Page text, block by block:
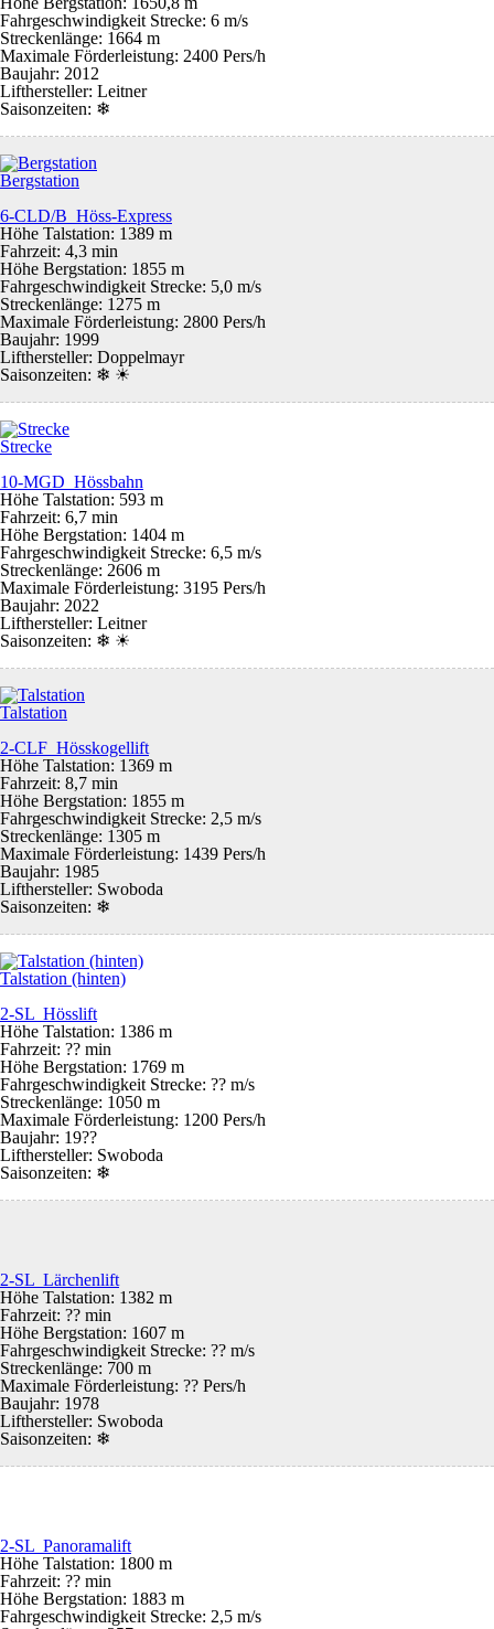
Fahrgeschwindigkeit Strecke: 6 m/s
Streckenlänge: 1664 m
Maximale Förderleistung: 2400 Pers/h
Baujahr: 2012
Lifthersteller: Leitner
Saisonzeiten: ❄
Bergstation
6-CLD/B Höss-Express
Höhe Talstation: 1389 m
Fahrzeit: 4,3 min
Höhe Bergstation: 1855 m
Fahrgeschwindigkeit Strecke: 5,0 m/s
Streckenlänge: 1275 m
Maximale Förderleistung: 2800 Pers/h
Baujahr: 1999
Lifthersteller: Doppelmayr
Saisonzeiten: ❄ ☀
Strecke
10-MGD Hössbahn
Höhe Talstation: 593 m
Fahrzeit: 6,7 min
Höhe Bergstation: 1404 m
Fahrgeschwindigkeit Strecke: 6,5 m/s
Streckenlänge: 2606 m
Maximale Förderleistung: 3195 Pers/h
Baujahr: 2022
Lifthersteller: Leitner
Saisonzeiten: ❄ ☀
Talstation
2-CLF Hösskogellift
Höhe Talstation: 1369 m
Fahrzeit: 8,7 min
Höhe Bergstation: 1855 m
Fahrgeschwindigkeit Strecke: 2,5 m/s
Streckenlänge: 1305 m
Maximale Förderleistung: 1439 Pers/h
Baujahr: 1985
Lifthersteller: Swoboda
Saisonzeiten: ❄
Talstation (hinten)
2-SL Hösslift
Höhe Talstation: 1386 m
Fahrzeit: ?? min
Höhe Bergstation: 1769 m
Fahrgeschwindigkeit Strecke: ?? m/s
Streckenlänge: 1050 m
Maximale Förderleistung: 1200 Pers/h
Baujahr: 19??
Lifthersteller: Swoboda
Saisonzeiten: ❄
2-SL Lärchenlift
Höhe Talstation: 1382 m
Fahrzeit: ?? min
Höhe Bergstation: 1607 m
Fahrgeschwindigkeit Strecke: ?? m/s
Streckenlänge: 700 m
Maximale Förderleistung: ?? Pers/h
Baujahr: 1978
Lifthersteller: Swoboda
Saisonzeiten: ❄
2-SL Panoramalift
Höhe Talstation: 1800 m
Fahrzeit: ?? min
Höhe Bergstation: 1883 m
Fahrgeschwindigkeit Strecke: 2,5 m/s